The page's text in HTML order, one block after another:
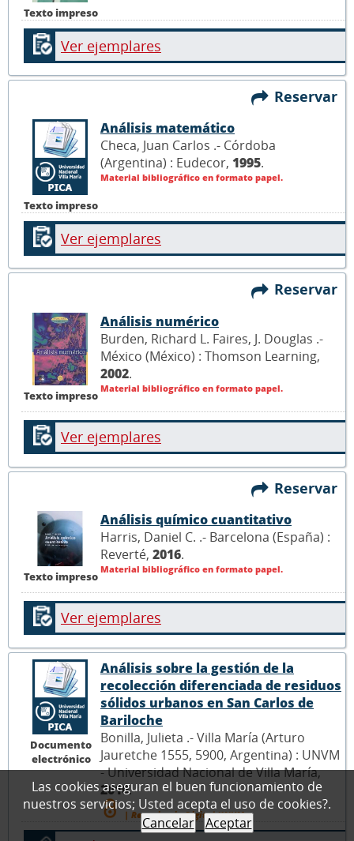
Texto impreso
Ver ejemplares
Reservar
Texto impreso
Análisis matemático
Checa, Juan Carlos .- Córdoba
(Argentina) : Eudecor, 1995.
Material bibliográfico en formato papel.
Ver ejemplares
Reservar
Texto impreso
Análisis numérico
Burden, Richard L. Faires, J. Douglas .-
México (México) : Thomson Learning,
2002.
Material bibliográfico en formato papel.
Ver ejemplares
Reservar
Texto impreso
Análisis químico cuantitativo
Harris, Daniel C. .- Barcelona (España) :
Reverté, 2016.
Material bibliográfico en formato papel.
Ver ejemplares
Documento
electrónico
Análisis sobre la gestión de la
recolección diferenciada de residuos
sólidos urbanos en San Carlos de
Bariloche
Bonilla, Julieta .- Villa María (Arturo
Jauretche 1555, 5900, Argentina) : UNVM
- Universidad Nacional de Villa María,
2016.
| Repositorio Digital UNVM.
Las cookies aseguran el buen funcionamiento de
nuestros servicios; Usted acepta el uso de cookies?.
Cancelar
Aceptar